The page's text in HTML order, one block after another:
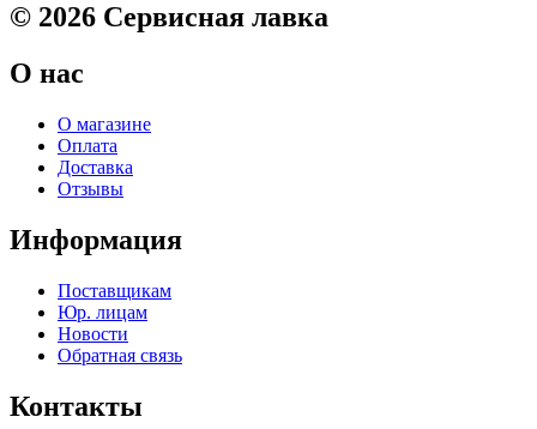
© 2026 Сервисная лавка
О нас
О магазине
Оплата
Доставка
Отзывы
Информация
Поставщикам
Юр. лицам
Новости
Обратная связь
Контакты